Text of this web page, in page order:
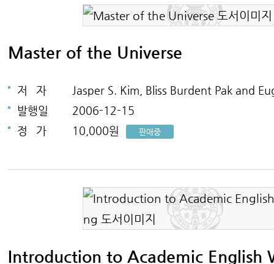
Master of the Universe
저 자
Jasper S. Kim, Bliss Burdent Pak and
발행일
2006-12-15
정
가 10,000원 판매중
Introduction to Academic English